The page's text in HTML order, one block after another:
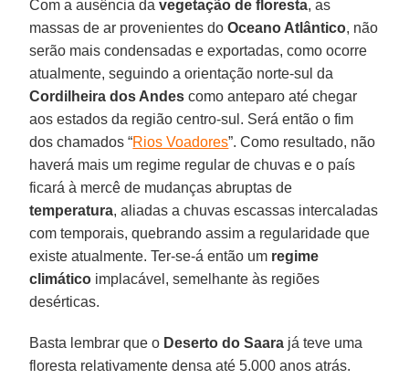
Com a ausência davegetação de floresta, as
massas de ar provenientes doOceano Atlântico, não
serão mais condensadas e exportadas, como ocorre
atualmente, seguindo a orientação norte-sul da
Cordilheira dos Andes como anteparo até chegar
aos estados da região centro-sul. Será então o fim
dos chamados “Rios Voadores”. Como resultado, não
haverá mais um regime regular de chuvas e o país
ficará à mercê de mudanças abruptas de
temperatura, aliadas a chuvas escassas intercaladas
com temporais, quebrando assim a regularidade que
existe atualmente. Ter-se-á então um regime
climático implacável, semelhante às regiões
desérticas.
Basta lembrar que o Deserto do Saara já teve uma
floresta relativamente densa até 5.000 anos atrás.